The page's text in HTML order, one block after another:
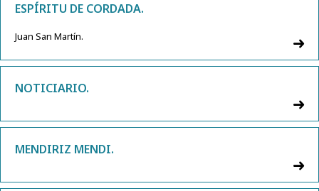
ESPÍRITU DE CORDADA.
Juan San Martín.
NOTICIARIO.
MENDIRIZ MENDI.